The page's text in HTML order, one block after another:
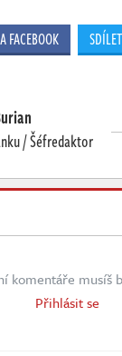
FACEBOOK
/ Šéfredaktor
komentáře musíš
Přihlásit se